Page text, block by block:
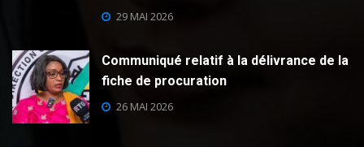
29 MAI 2026
Communiqué relatif à la délivrance de la
fiche de procuration
26 MAI 2026